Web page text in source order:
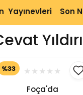
Yayınevleri Son
%33
Foça'da